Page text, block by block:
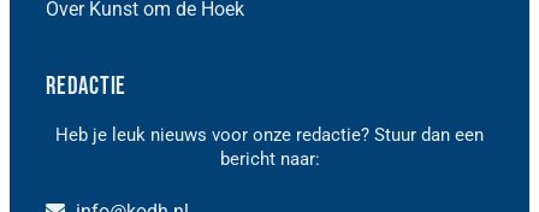
Over Kunst om de Hoek
Redactie
Heb je leuk nieuws voor onze redactie? Stuur dan een
bericht naar: